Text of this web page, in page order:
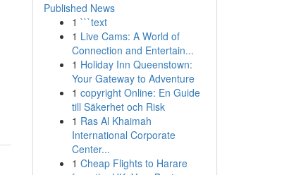
Published News
1 ```text
1 Live Cams: A World of
Connection and Entertain...
1 Holiday Inn Queenstown:
Your Gateway to Adventure
1 copyright Online: En Guide
till Säkerhet och Risk
1 Ras Al Khaimah
International Corporate
Center...
1 Cheap Flights to Harare